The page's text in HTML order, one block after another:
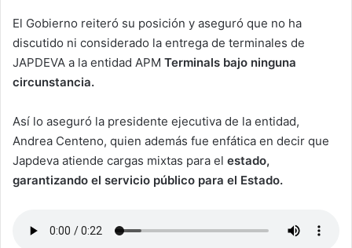
El Gobierno reiteró su posición y aseguró que no ha
discutido ni considerado la entrega de terminales de
JAPDEVA a la entidad APM Terminals bajo ninguna
circunstancia.
Así lo aseguró la presidente ejecutiva de la entidad,
Andrea Centeno, quien además fue enfática en decir que
Japdeva atiende cargas mixtas para el estado,
garantizando el servicio público para el Estado.